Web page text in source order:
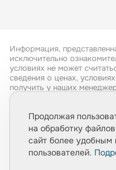
Информация,
исключительно
условиях не может
сведения о ценах,
получить у наших
Обработка
Политика
Продолжая
на обработку
сайт более удобным
пользователей.